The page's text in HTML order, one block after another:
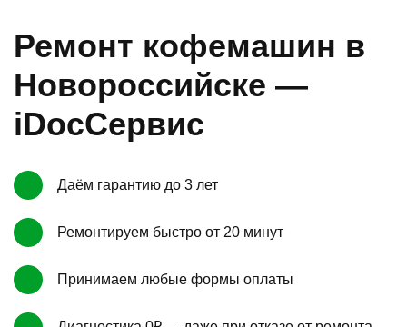
Ремонт кофемашин в
Новороссийске —
iDocСервис
Даём гарантию до 3 лет
Ремонтируем быстро от 20 минут
Принимаем любые формы оплаты